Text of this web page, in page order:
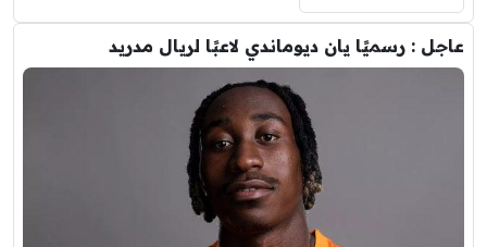
عاجل : رسميًا يان ديوماندي لاعبًا لريال مدريد